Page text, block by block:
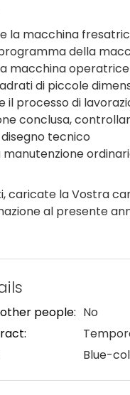
la macchina
della
macchina
di piccole
il processo di
conclusa,
tecnico
manutenzione
caricate la Vostra
al presente
people: No
Blue-